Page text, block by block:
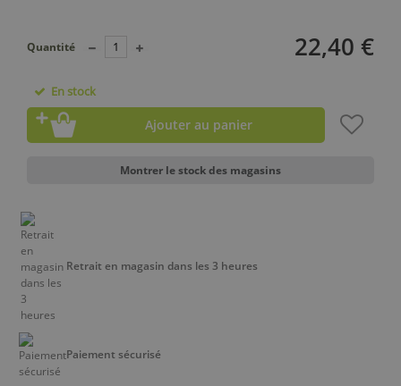
22,40 €
Quantité
En stock
Ajouter au panier
Montrer le stock des magasins
Retrait en magasin dans les 3 heures
Paiement sécurisé